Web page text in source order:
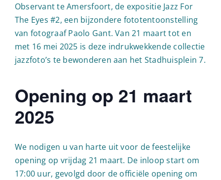
Observant te Amersfoort, de expositie Jazz For
The Eyes #2, een bijzondere fototentoonstelling
van fotograaf Paolo Gant. Van 21 maart tot en
met 16 mei 2025 is deze indrukwekkende collectie
jazzfoto’s te bewonderen aan het Stadhuisplein 7.
Opening op 21 maart
2025
We nodigen u van harte uit voor de feestelijke
opening op vrijdag 21 maart. De inloop start om
17:00 uur, gevolgd door de officiële opening om